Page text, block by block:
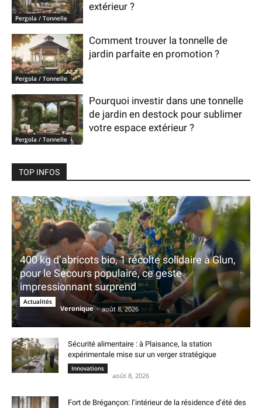
Pergola / Tonnelle
extérieur ?
Pergola / Tonnelle
Comment trouver la tonnelle de
jardin parfaite en promotion ?
Pergola / Tonnelle
Pourquoi investir dans une tonnelle
de jardin en destock pour sublimer
votre espace extérieur ?
TOP INFOS
400 kg d’abricots bio, 1 récolte solidaire à Glun,
pour le Secours populaire, ce geste
impressionnant surprend
Actualités
Veronique - août 8, 2026
Sécurité alimentaire : à Plaisance, la station
expérimentale mise sur un verger stratégique
Innovations
août 8, 2026
Fort de Brégançon: l’intérieur de la résidence d’été des